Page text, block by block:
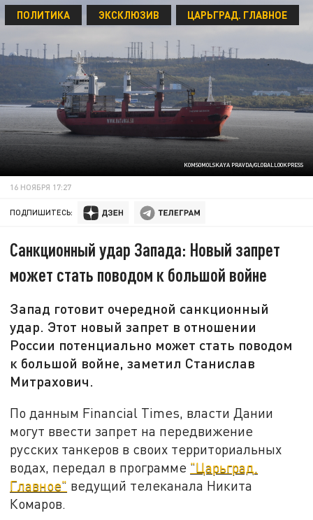
KOMSOMOLSKAYA PRAVDA/GLOBALLOOKPRESS
ПОЛИТИКА ЭКСКЛЮЗИВ ЦАРЬГРАД. ГЛАВНОЕ
16 НОЯБРЯ 17:27
ПОДПИШИТЕСЬ:
Санкционный удар Запада: Новый запрет
может стать поводом к большой войне
Запад готовит очередной санкционный
удар. Этот новый запрет в отношении
России потенциально может стать поводом
к большой войне, заметил Станислав
Митрахович.
По данным Financial Times, власти Дании
могут ввести запрет на передвижение
русских танкеров в своих территориальных
водах, передал в программе "Царьград.
Главное" ведущий телеканала Никита
Комаров.